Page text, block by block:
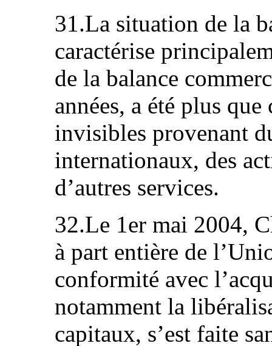
31.La situation de la
caractérise
de la balance
années, a été plus
invisibles provenant
internationaux, des
d’autres services.
32.Le 1er mai 2004,
à part entière de
conformité avec
notamment la
capitaux, s’est faite